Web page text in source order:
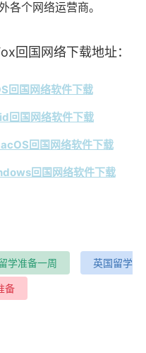
各个网络运营商。
回国网络下载地址：
回国网络软件下载
回国网络软件下载
回国网络软件下载
回国网络软件下载
学准备一周 英国留学
备